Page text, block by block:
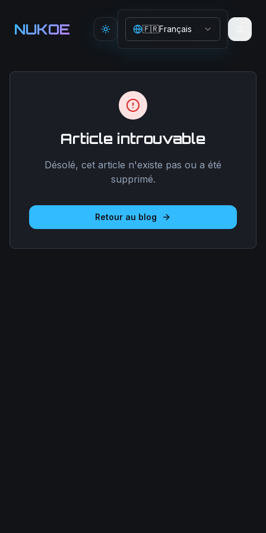
NUKOE Toggle theme
🇫🇷Français
Article introuvable
Désolé, cet article n'existe pas ou a été
supprimé.
Retour au blog